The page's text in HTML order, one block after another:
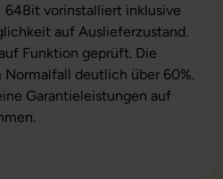
64Bit vorinstalliert inklusive
auf Auslieferzustand.
Funktion geprüft. Die
deutlich über 60%.
Garantieleistungen auf